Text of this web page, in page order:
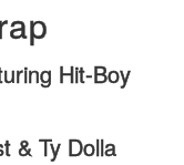
Hit-Boy
& Ty Dolla